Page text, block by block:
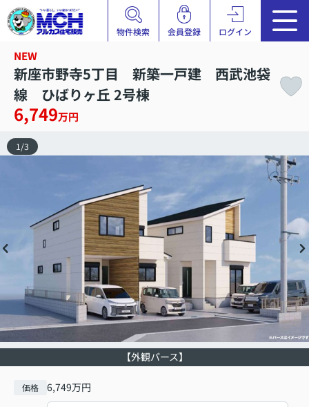
物件検索 会員登録 ログイン
NEW
新座市野寺5丁目 新築一戸建 西武池袋
線 ひばりヶ丘 2号棟
6,749万円
【外観パース】
1 /3
価格 6,749万円